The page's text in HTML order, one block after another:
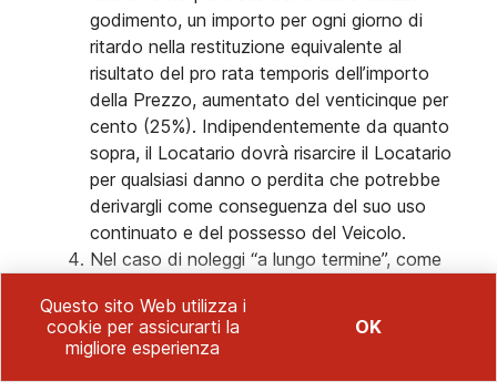
godimento, un importo per ogni giorno di
ritardo nella restituzione equivalente al
risultato del pro rata temporis dell’importo
della Prezzo, aumentato del venticinque per
cento (25%). Indipendentemente da quanto
sopra, il Locatario dovrà risarcire il Locatario
per qualsiasi danno o perdita che potrebbe
derivargli come conseguenza del suo uso
continuato e del possesso del Veicolo.
Nel caso di noleggi “a lungo termine”, come
liquidazione del chilometraggio avverrà al
perfezionamento dell’ultimo dei contratti
Questo sito Web utilizza i
cookie per assicurarti la
migliore esperienza
OK